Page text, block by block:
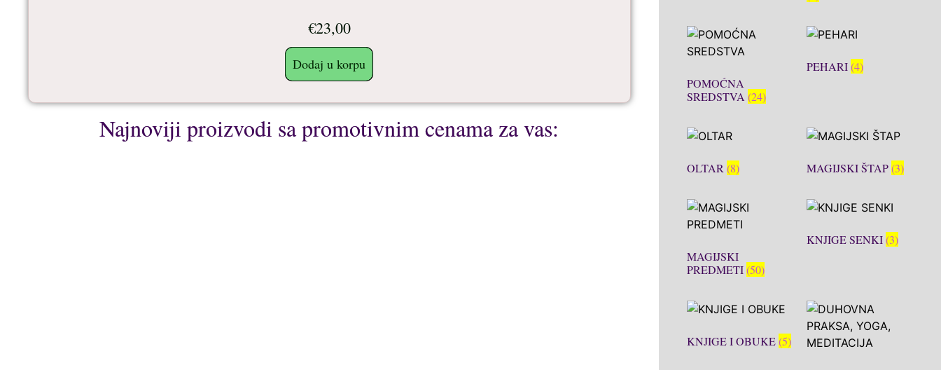
€23,00
Dodaj u korpu
Najnoviji proizvodi sa promotivnim cenama za vas:
POMOĆNA
SREDSTVA (24)
PEHARI(4)
OLTAR (8) MAGIJSKI ŠTAP(3)
MAGIJSKI
PREDMETI(50)
KNJIGE SENKI(3)
KNJIGE I OBUKE(5)